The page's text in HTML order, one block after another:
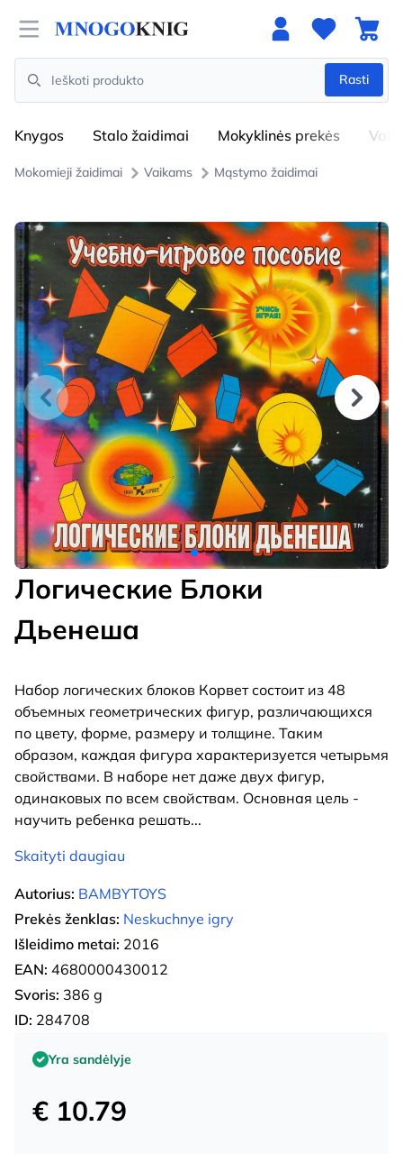
Open menu
Search
Rasti
Knygos Stalo žaidimai Mokyklinės prekės
Mokomieji žaidimai Vaikams Mąstymo žaidimai
Логические Блоки
Дьенеша
Набор логических блоков Корвет состоит из 48
объемных геометрических фигур, различающихся
по цвету, форме, размеру и толщине. Таким
образом, каждая фигура характеризуется четырьмя
свойствами. В наборе нет даже двух фигур,
одинаковых по всем свойствам. Основная цель -
научить ребенка решать...
Skaityti daugiau
Autorius: BAMBYTOYS
Prekės ženklas: Neskuchnye igry
Išleidimo metai: 2016
EAN: 4680000430012
Svoris: 386 g
ID: 284708
Yra sandėlyje
€ 10.79